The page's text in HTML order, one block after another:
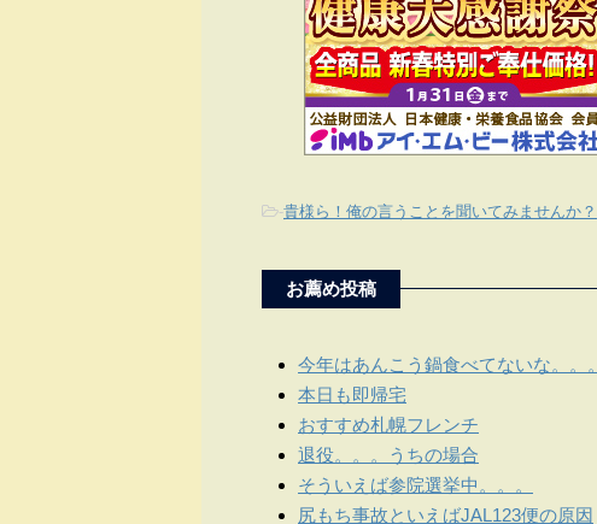
-貴様ら！俺の言うことを聞いてみませんか？
お薦め投稿
今年はあんこう鍋食べてないな。。。
本日も即帰宅
おすすめ札幌フレンチ
退役。。。うちの場合
そういえば参院選挙中。。。
尻もち事故といえばJAL123便の原因